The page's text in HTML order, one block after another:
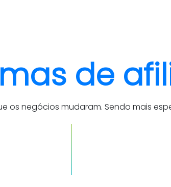
de
negócios mudaram. Sendo mais